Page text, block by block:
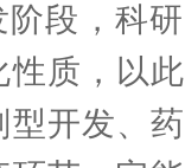
，科研
质，以
开发、